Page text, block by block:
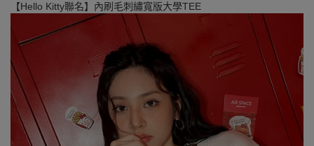
【Hello Kitty聯名】內刷毛刺繡寬版大學TEE